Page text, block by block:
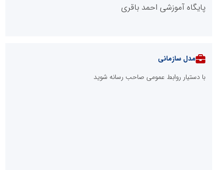
پایگاه آموزشی احمد باقری
مدل سازمانی
با دستیار روابط عمومی صاحب رسانه شوید